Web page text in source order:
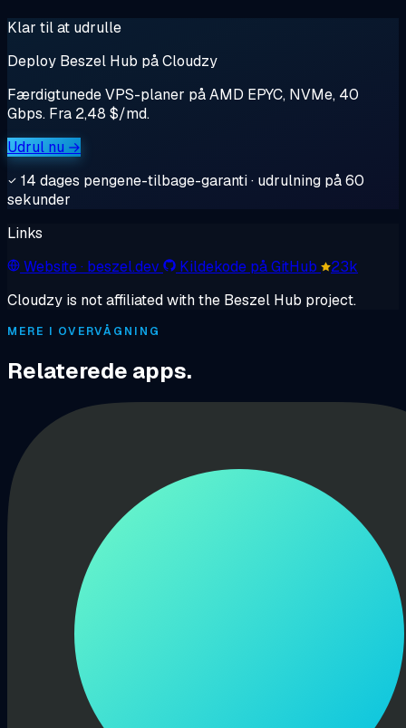
Klar til at udrulle
Deploy Beszel Hub på Cloudzy
Færdigtunede VPS-planer på AMD EPYC, NVMe, 40
Gbps. Fra 2,48 $/md.
Udrul nu →
14 dages pengene-tilbage-garanti · udrulning på 60
sekunder
Links
Website· beszel.dev Kildekode på GitHub
23k
Cloudzy is not affiliated with the Beszel Hub project.
MERE I OVERVÅGNING
Relaterede apps.